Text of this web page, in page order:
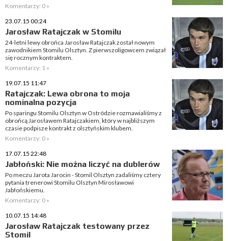
Komentarzy: 0 »
23.07.15 00:24
Jarosław Ratajczak w Stomilu
24-letni lewy obrońca Jarosław Ratajczak został nowym
zawodnikiem Stomilu Olsztyn. Z pierwszoligowcem związał
się rocznym kontraktem.
Komentarzy: 1 »
19.07.15 11:47
Ratajczak: Lewa obrona to moja
nominalna pozycja
Po sparingu Stomilu Olsztyn w Ostródzie rozmawialiśmy z
obrońcą Jarosławem Ratajczakiem, który w najbliższym
czasie podpisze kontrakt z olsztyńskim klubem.
Komentarzy: 0 »
17.07.15 22:48
Jabłoński: Nie można liczyć na dublerów
Po meczu Jarota Jarocin - Stomil Olsztyn zadaliśmy cztery
pytania trenerowi Stomilu Olsztyn Mirosławowi
Jabłońskiemu.
Komentarzy: 0 »
10.07.15 14:48
Jarosław Ratajczak testowany przez
Stomil